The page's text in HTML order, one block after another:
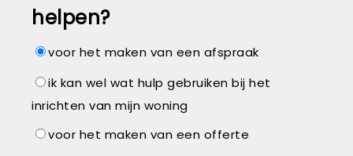
helpen?
voor het maken van een afspraak
ik kan wel wat hulp gebruiken bij het
inrichten van mijn woning
voor het maken van een offerte